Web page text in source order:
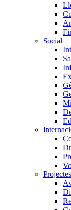
Social
Projectes